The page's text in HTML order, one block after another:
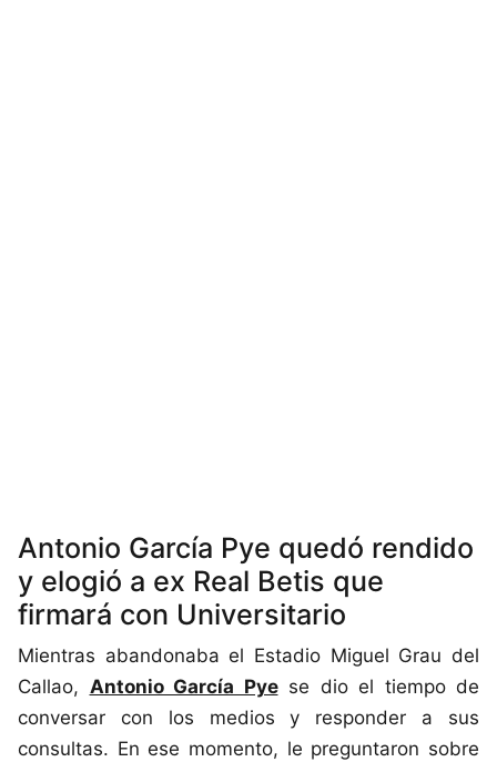
Antonio García Pye quedó rendido
y elogió a ex Real Betis que
firmará con Universitario
Mientras abandonaba el Estadio Miguel Grau del
Callao, Antonio García Pyese dio el tiempo de
conversar con los medios y responder a sus
consultas. En ese momento, le preguntaron sobre